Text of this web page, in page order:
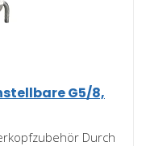
G5/8,
Durch